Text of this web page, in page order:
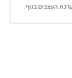
העצבים בגוף.